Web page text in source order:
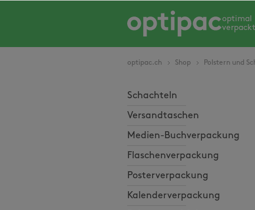
Zur Hauptnavigation springen
optimal
verpackt
optipac.ch Shop Polstern und
Schachteln
Versandtaschen
Medien-Buchverpackung
Flaschenverpackung
Posterverpackung
Kalenderverpackung